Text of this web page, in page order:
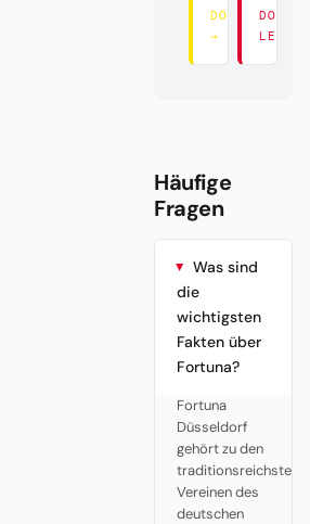
DORT LESEN
→
DORT
LESEN
Häufige
Fragen
Was sind
die
wichtigsten
Fakten über
Fortuna?
Fortuna
Düsseldorf
gehört zu den
traditionsreichsten
Vereinen des
deutschen